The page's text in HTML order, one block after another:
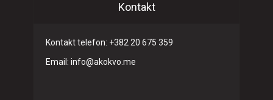
Kontakt
Kontakt telefon: +382 20 675 359
Email: info@akokvo.me